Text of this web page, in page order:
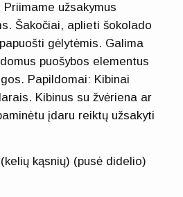
užsakymus
Šakočiai, aplieti šokolado
gėlytėmis. Galima
puošybos elementus
Papildomai: Kibinai
Kibinus su žvėriena ar
įdaru reiktų užsakyti
kąsnių) (pusė didelio)